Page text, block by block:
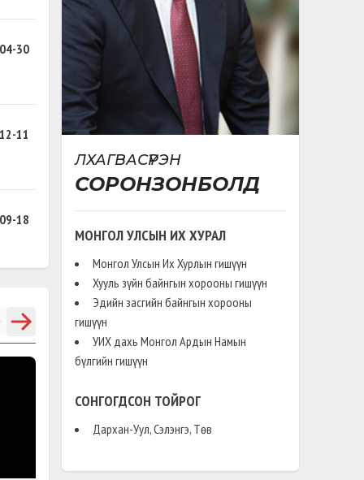
30
11
18
ЛХАГВАСҮРЭН
СОРОНЗОНБОЛД
МОНГОЛ УЛСЫН ИХ ХУРАЛ
Монгол Улсын Их Хурлын гишүүн
Хууль зүйн байнгын хорооны гишүүн
Эдийн засгийн байнгын хорооны
гишүүн
УИХ дахь Монгол Ардын Намын
бүлгийн гишүүн
СОНГОГДСОН ТОЙРОГ
Дархан-Уул, Сэлэнгэ, Төв